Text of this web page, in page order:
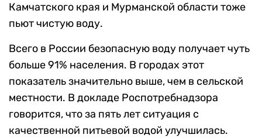
Камчатского края и Мурманской области тоже
пьют чистую воду.
Всего в России безопасную воду получает чуть
больше 91% населения. В городах этот
показатель значительно выше, чем в сельской
местности. В докладе Роспотребнадзора
говорится, что за пять лет ситуация с
качественной питьевой водой улучшилась.